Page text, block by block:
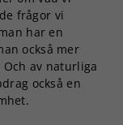
frågor vi
har en
också mer
av naturliga
också en